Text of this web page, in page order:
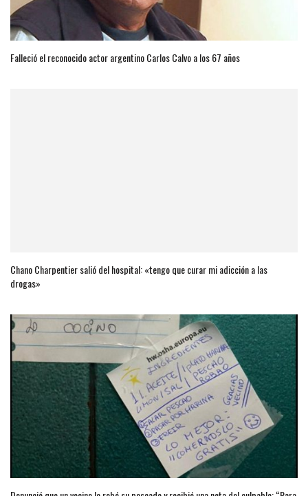
Falleció el reconocido actor argentino Carlos Calvo a los 67 años
Chano Charpentier salió del hospital: «tengo que curar mi adicción a las
drogas»